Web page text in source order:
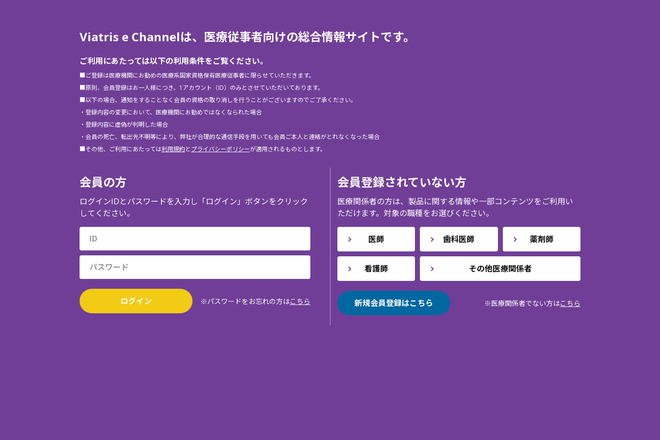
Viatris e Channelは、医療従事者向けの総合情報サイトです。
ご利用にあたっては以下の利用条件をご覧ください。
■ご登録は医療機関にお勤めの医療系国家資格保有医療従事者に限らせていただきます。
■原則、会員登録はお一人様につき、1アカウント（ID）のみとさせていただいております。
■以下の場合、通知をすることなく会員の資格の取り消しを行うことがございますのでご了承ください。
・登録内容の変更において、医療機関にお勤めではなくなられた場合
・登録内容に虚偽が判明した場合
・会員の死亡、転出先不明等により、弊社が合理的な通信手段を用いても会員ご本人と連絡がとれなくなった場合
■その他、ご利用にあたっては利用規約とプライバシーポリシーが適用されるものとします。
会員の方
ログインIDとパスワードを入力し「ログイン」ボタンをクリック
してください。
ログイン ※パスワードをお忘れの方はこちら
会員登録されていない方
医療関係者の方は、製品に関する情報や一部コンテンツをご利用い
ただけます。対象の職種をお選びください。
医師 歯科医師 薬剤師
看護師 その他医療関係者
新規会員登録はこちら ※医療関係者でない方はこちら